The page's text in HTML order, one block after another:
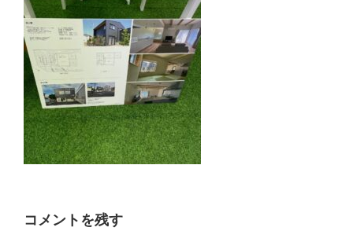
コメントを残す